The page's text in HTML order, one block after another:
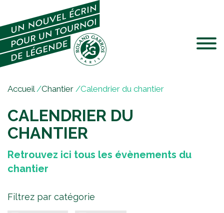
Jump to navigation
V
u
ê
t
e
s
c
Accueil/Chantier /Calendrier du chantier
CALENDRIER DU
CHANTIER
Retrouvez ici tous les évènements du
chantier
F
Filtrez par catégorie